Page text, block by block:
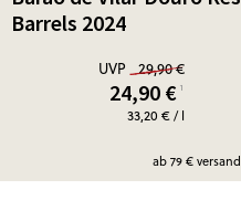
Barrels 2024
UVP 29,90 €
24,90 €¹
33,20 € / l
ab 79 €